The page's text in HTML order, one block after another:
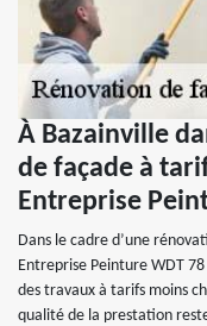
À Bazainville
de façade à
Entreprise
Dans le cadre d’une
Entreprise Peinture WDT
des travaux à tarifs moins
qualité de la prestation